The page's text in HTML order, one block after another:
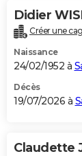
Alimentation
Guide de la santé
Maladies
Médicaments
Sommeil
VOYAGE
Destinations
City break
Voyage nature
Voyage de noces
Forum
Climat
+PHOTO
GUIDES D'ACHAT
BONS PLANS
Carte de Noël
Carte Bonne année
Carte Saint-
Carte Pâques
Carte
DICTIONNAIRE
Didier
Créer une
Naissance
24/02/1952 à
Décès
19/07/2026 à
Claudette